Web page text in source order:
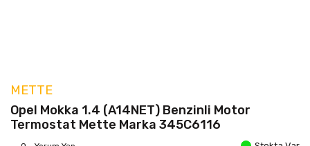
METTE
Opel Mokka 1.4 (A14NET) Benzinli Motor
Termostat Mette Marka 345C6116